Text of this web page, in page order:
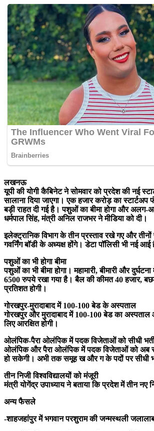
लखनऊ
यूपी की योगी कैबिनेट ने सोमवार को प्रदेश की नई
सालाना दिया जाएगा। एक हजार करोड़ का
बड़ी राहत दी गई है। पशुओं का बीमा होगा और अलग-
धर्मपाल सिंह, मंत्री अनिल राजभर ने मीडिया को दी।
इलेक्ट्रानिक विभाग के तीन प्रस्ताव रखे गए और
गवर्निंग बॉडी के अध्यक्ष होंगे। डेटा पॉलिसी भी नई
पशुओं का भी होगा बीमा
पशुओं का भी बीमा होगा। महामारी, बीमारी और
6500 रुपये रखा गया है। बैल की कीमत 40 हजार,
प्रतिशत होगी।
गोरखपुर-मुरादाबाद में 100-100 बेड के अस्पताल
गोरखपुर और मुरादाबाद में 100-100 बेड का
लिए आरक्षित होगी।
ओलंपिक-पैरा ओलंपिक में पदक विजेताओं को सीधी
ओलंपिक और पैरा ओलंपिक में पदक विजेताओं को अब
हो सकेगी। अभी तक समूह ख और ग के पदों पर सीधी
तीन निजी विश्वविद्यालयों को मंजूरी
मंत्री योगेंद्र उपाध्याय ने बताया कि प्रदेश में तीन नए
अन्य फैसले
-शाहजहांपुर में भगवान परशुराम की जन्मस्थली